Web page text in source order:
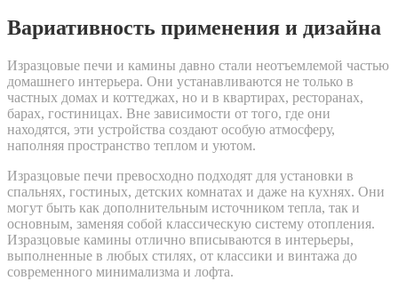
Вариативность применения и дизайна
Изразцовые печи и камины давно стали неотъемлемой частью
домашнего интерьера. Они устанавливаются не только в
частных домах и коттеджах, но и в квартирах, ресторанах,
барах, гостиницах. Вне зависимости от того, где они
находятся, эти устройства создают особую атмосферу,
наполняя пространство теплом и уютом.
Изразцовые печи превосходно подходят для установки в
спальнях, гостиных, детских комнатах и даже на кухнях. Они
могут быть как дополнительным источником тепла, так и
основным, заменяя собой классическую систему отопления.
Изразцовые камины отлично вписываются в интерьеры,
выполненные в любых стилях, от классики и винтажа до
современного минимализма и лофта.